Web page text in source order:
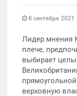
8 сентября 2021
Лидер мнения
плече,
выбирает
верховную